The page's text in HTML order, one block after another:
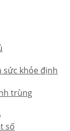
sức khỏe định
trùng
số